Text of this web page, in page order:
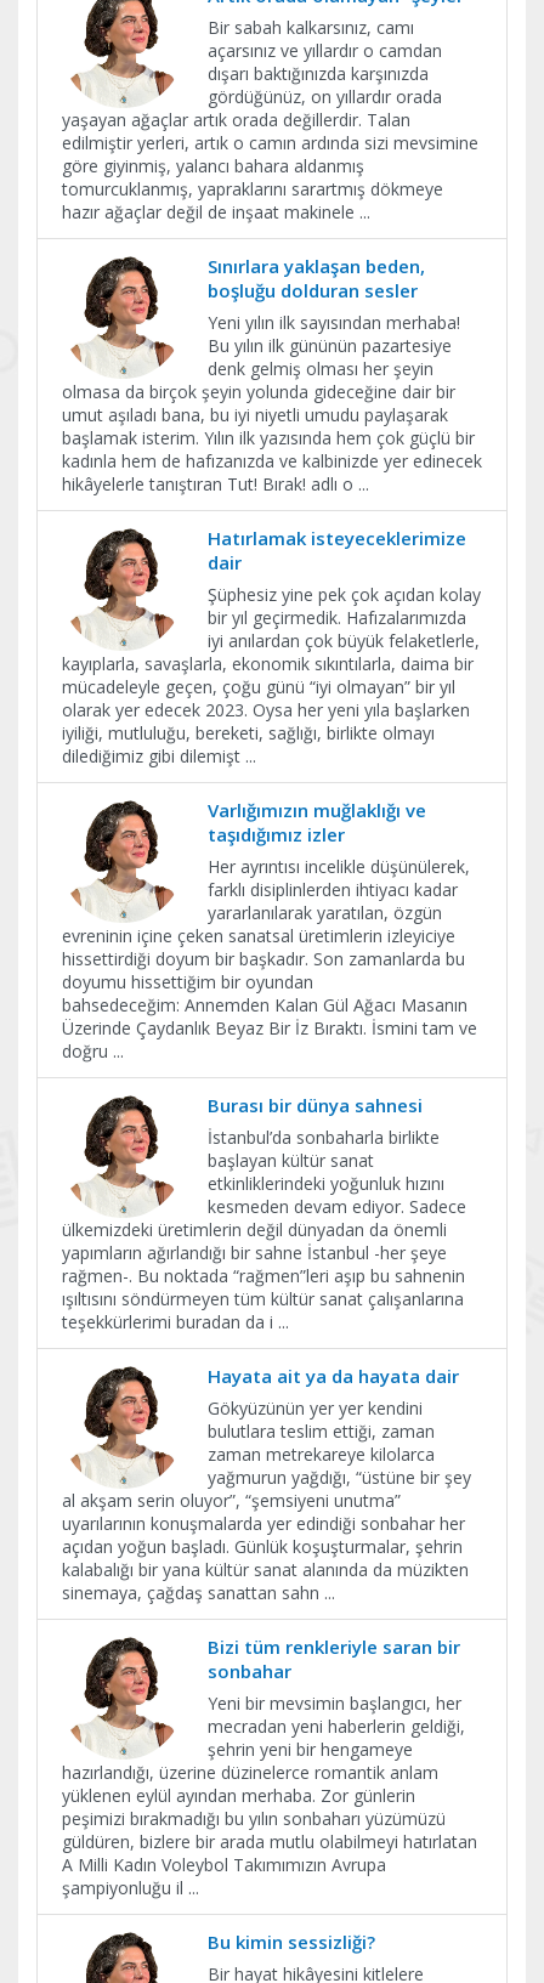
Bir sabah kalkarsınız, camı
açarsınız ve yıllardır o camdan
dışarı baktığınızda karşınızda
gördüğünüz, on yıllardır orada
yaşayan ağaçlar artık orada değillerdir. Talan
edilmiştir yerleri, artık o camın ardında sizi mevsimine
göre giyinmiş, yalancı bahara aldanmış
tomurcuklanmış, yapraklarını sarartmış dökmeye
hazır ağaçlar değil de inşaat makinele ...
Sınırlara yaklaşan beden,
boşluğu dolduran sesler
Yeni yılın ilk sayısından merhaba!
Bu yılın ilk gününün pazartesiye
denk gelmiş olması her şeyin
olmasa da birçok şeyin yolunda gideceğine dair bir
umut aşıladı bana, bu iyi niyetli umudu paylaşarak
başlamak isterim. Yılın ilk yazısında hem çok güçlü bir
kadınla hem de hafızanızda ve kalbinizde yer edinecek
hikâyelerle tanıştıran Tut! Bırak! adlı o ...
Hatırlamak isteyeceklerimize
dair
Şüphesiz yine pek çok açıdan kolay
bir yıl geçirmedik. Hafızalarımızda
iyi anılardan çok büyük felaketlerle,
kayıplarla, savaşlarla, ekonomik sıkıntılarla, daima bir
mücadeleyle geçen, çoğu günü “iyi olmayan” bir yıl
olarak yer edecek 2023. Oysa her yeni yıla başlarken
iyiliği, mutluluğu, bereketi, sağlığı, birlikte olmayı
dilediğimiz gibi dilemişt ...
Varlığımızın muğlaklığı ve
taşıdığımız izler
Her ayrıntısı incelikle düşünülerek,
farklı disiplinlerden ihtiyacı kadar
yararlanılarak yaratılan, özgün
evreninin içine çeken sanatsal üretimlerin izleyiciye
hissettirdiği doyum bir başkadır. Son zamanlarda bu
doyumu hissettiğim bir oyundan
bahsedeceğim: Annemden Kalan Gül Ağacı Masanın
Üzerinde Çaydanlık Beyaz Bir İz Bıraktı. İsmini tam ve
doğru ...
Burası bir dünya sahnesi
İstanbul’da sonbaharla birlikte
başlayan kültür sanat
etkinliklerindeki yoğunluk hızını
kesmeden devam ediyor. Sadece
ülkemizdeki üretimlerin değil dünyadan da önemli
yapımların ağırlandığı bir sahne İstanbul -her şeye
rağmen-. Bu noktada “rağmen”leri aşıp bu sahnenin
ışıltısını söndürmeyen tüm kültür sanat çalışanlarına
teşekkürlerimi buradan da i ...
Hayata ait ya da hayata dair
Gökyüzünün yer yer kendini
bulutlara teslim ettiği, zaman
zaman metrekareye kilolarca
yağmurun yağdığı, “üstüne bir şey
al akşam serin oluyor”, “şemsiyeni unutma”
uyarılarının konuşmalarda yer edindiği sonbahar her
açıdan yoğun başladı. Günlük koşuşturmalar, şehrin
kalabalığı bir yana kültür sanat alanında da müzikten
sinemaya, çağdaş sanattan sahn ...
Bizi tüm renkleriyle saran bir
sonbahar
Yeni bir mevsimin başlangıcı, her
mecradan yeni haberlerin geldiği,
şehrin yeni bir hengameye
hazırlandığı, üzerine düzinelerce romantik anlam
yüklenen eylül ayından merhaba. Zor günlerin
peşimizi bırakmadığı bu yılın sonbaharı yüzümüzü
güldüren, bizlere bir arada mutlu olabilmeyi hatırlatan
A Milli Kadın Voleybol Takımımızın Avrupa
şampiyonluğu il ...
Bu kimin sessizliği?
Bir hayat hikâyesini kitlelere